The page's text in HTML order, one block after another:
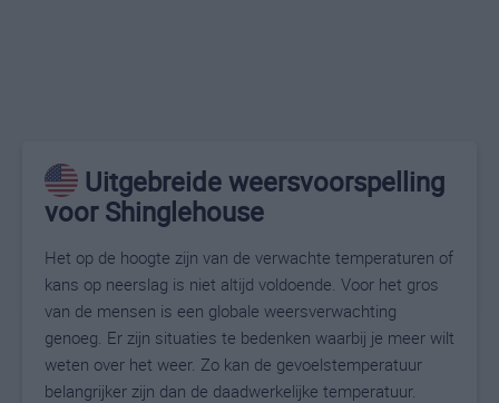
Uitgebreide weersvoorspelling
voor Shinglehouse
Het op de hoogte zijn van de verwachte temperaturen of
kans op neerslag is niet altijd voldoende. Voor het gros
van de mensen is een globale weersverwachting
genoeg. Er zijn situaties te bedenken waarbij je meer wilt
weten over het weer. Zo kan de gevoelstemperatuur
belangrijker zijn dan de daadwerkelijke temperatuur.